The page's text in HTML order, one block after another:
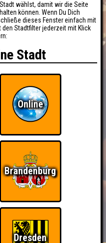
RESERVIERUNG
UNS
wählst, damit wir die Seite
können. Wenn Du Dich
dieses Fenster einfach mit
den Stadtfilter jederzeit mit Klick
Stadt
Online
Brandenburg
Dresden